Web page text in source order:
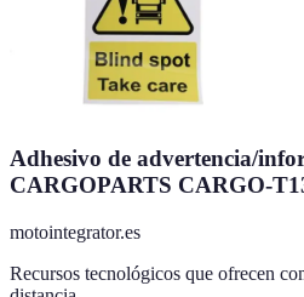
Adhesivo de advertencia/
CARGOPARTS CARGO-
motointegrator.es
Recursos tecnológicos que ofrecen